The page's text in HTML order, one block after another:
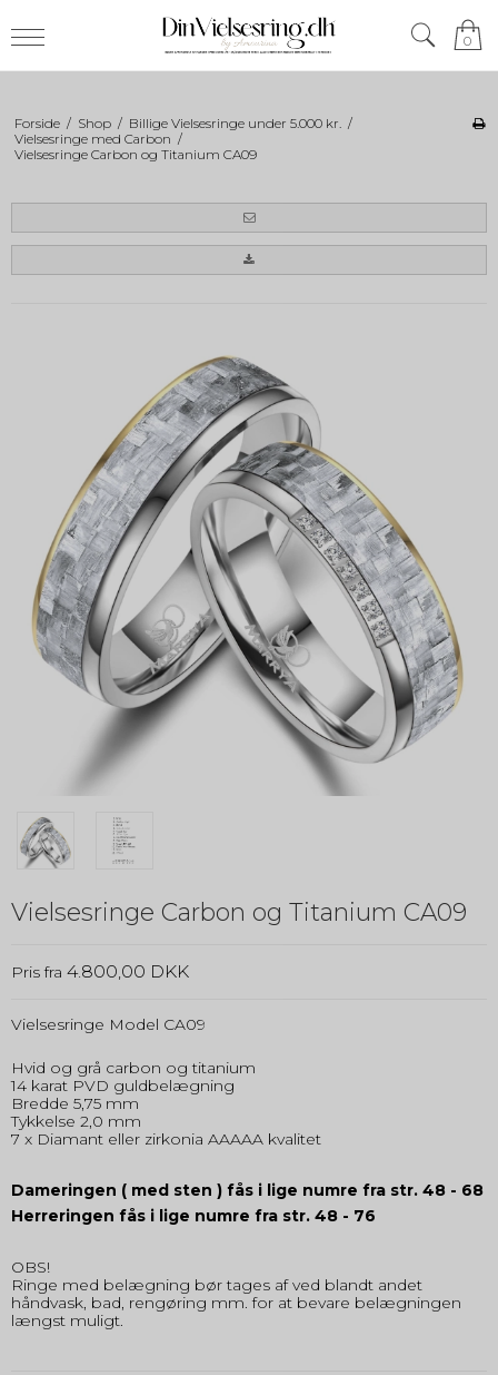
0
Forside / Shop / Billige Vielsesringe under 5.000 kr. /
Vielsesringe med Carbon /
Vielsesringe Carbon og Titanium CA09
Vielsesringe Carbon og Titanium CA09
Pris fra 4.800,00 DKK
Vielsesringe Model CA09
Hvid og grå carbon og titanium
14 karat PVD guldbelægning
Bredde 5,75 mm
Tykkelse 2,0 mm
7 x Diamant eller zirkonia AAAAA kvalitet
Dameringen ( med sten ) fås i lige numre fra str. 48 - 68
Herreringen fås i lige numre fra str. 48 - 76
OBS!
Ringe med belægning bør tages af ved blandt andet
håndvask, bad, rengøring mm. for at bevare belægningen
længst muligt.